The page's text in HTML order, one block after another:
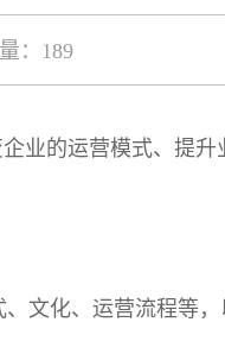
：189
业的运营模式、提
文化、运营流程等